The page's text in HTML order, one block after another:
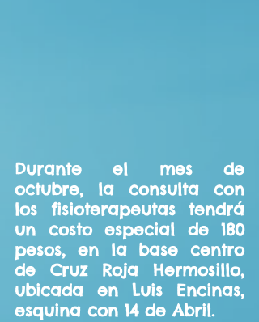
Durante el mes de
octubre, la consulta con
los fisioterapeutas tendrá
un costo especial de 180
pesos, en la base centro
de Cruz Roja Hermosillo,
ubicada en Luis Encinas,
esquina con 14 de Abril.